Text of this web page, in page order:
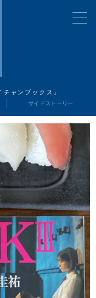
ャンブックス」
サイドストーリー